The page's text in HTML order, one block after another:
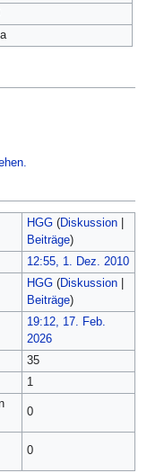
HGG (Diskussion|
Beiträge)
12:55, 1. Dez. 2010
HGG (Diskussion|
Beiträge)
19:12, 17. Feb.
2026
35
1
0
0